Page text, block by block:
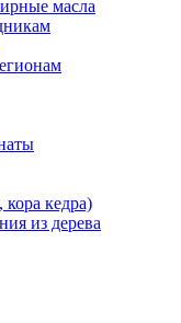
масла
кора кедра)
из дерева